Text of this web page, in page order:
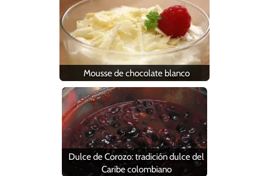
Mousse de chocolate blanco
Dulce de Corozo: tradición dulce del
Caribe colombiano